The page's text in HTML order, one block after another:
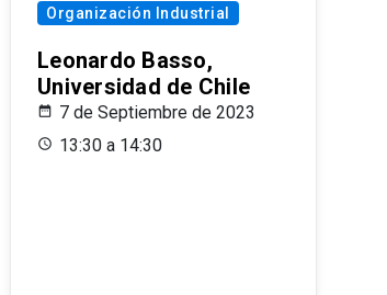
Organización Industrial
Leonardo Basso,
Universidad de Chile
7 de Septiembre de 2023
13:30 a 14:30